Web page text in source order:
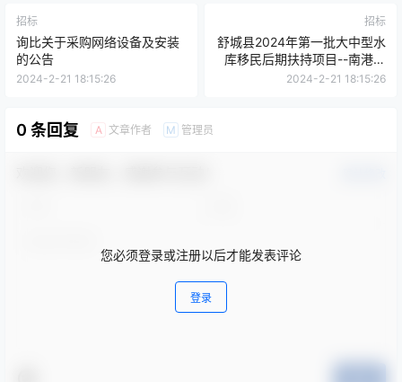
招标
询比关于采购网络设备及安装
的公告
2024-2-21 18:15:26
招标
舒城县2024年第一批大中型水
库移民后期扶持项目--南港镇
公义当家塘清淤加固及小营农
2024-2-21 18:15:26
0 条回复 A 文章作者 M 管理员
您必须登录或注册以后才能发表评论
登录